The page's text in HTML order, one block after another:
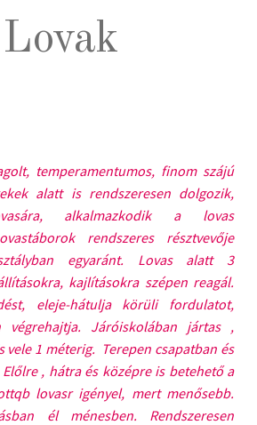
temperamentumos, finom szájú
alatt is rendszeresen dolgozik,
alkalmazkodik a lovas
rendszeres résztvevője
egyaránt. Lovas alatt 3
kajlításokra szépen reagál.
eleje-hátulja körüli fordulatot,
végrehajtja. Járóiskolában jártas ,
1 méterig. Terepen csapatban és
Előlre , hátra és középre is betehető a
lovasr igényel, mert menősebb.
él ménesben. Rendszeresen